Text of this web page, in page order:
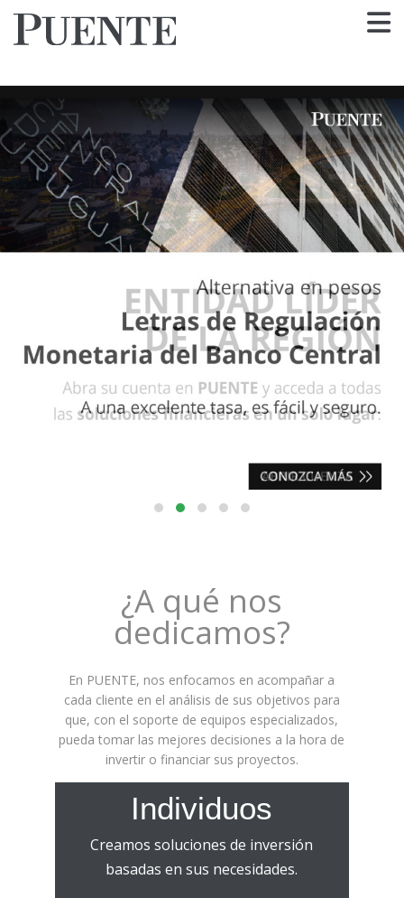
¿A qué nos
dedicamos?
En PUENTE, nos enfocamos en acompañar a
cada cliente en el análisis de sus objetivos para
que, con el soporte de equipos especializados,
pueda tomar las mejores decisiones a la hora de
invertir o financiar sus proyectos.
Individuos
Creamos soluciones de inversión
basadas en sus necesidades.